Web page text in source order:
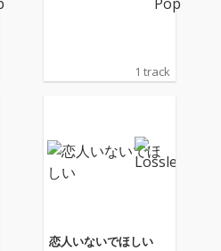
1 track
恋人いないでほしい